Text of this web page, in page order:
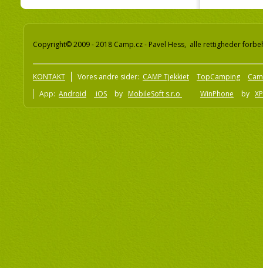
Copyright© 2009 - 2018 Camp.cz - Pavel Hess, alle rettigheder
KONTAKT Vores andre sider: CAMP Tjekkiet TopCamping
App: Android iOS by MobileSoft s.r.o WinPhone by